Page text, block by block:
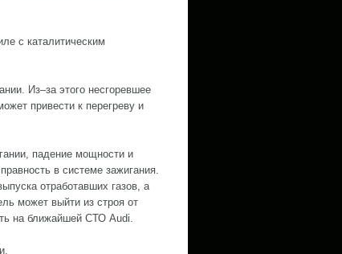
с каталитическим
Из–за этого несгоревшее
привести к перегреву и
падение мощности и
в системе зажигания.
отработавших газов, а
может выйти из строя от
на ближайшей СТО Audi.